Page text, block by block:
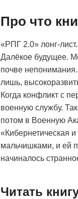
Про что
«РПГ 2.0» лонг-лист.
Далёкое будущее.
почве
лишь,
Когда конфликт с
военную службу.
потом в Военную
«Кибернетическая
мальчишками, и ей
начиналось
Читать